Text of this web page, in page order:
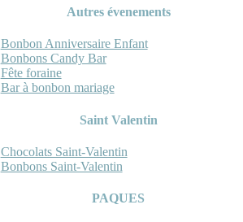
Autres évenements
Bonbon Anniversaire Enfant
Bonbons Candy Bar
Fête foraine
Bar à bonbon mariage
Saint Valentin
Chocolats Saint-Valentin
Bonbons Saint-Valentin
PAQUES